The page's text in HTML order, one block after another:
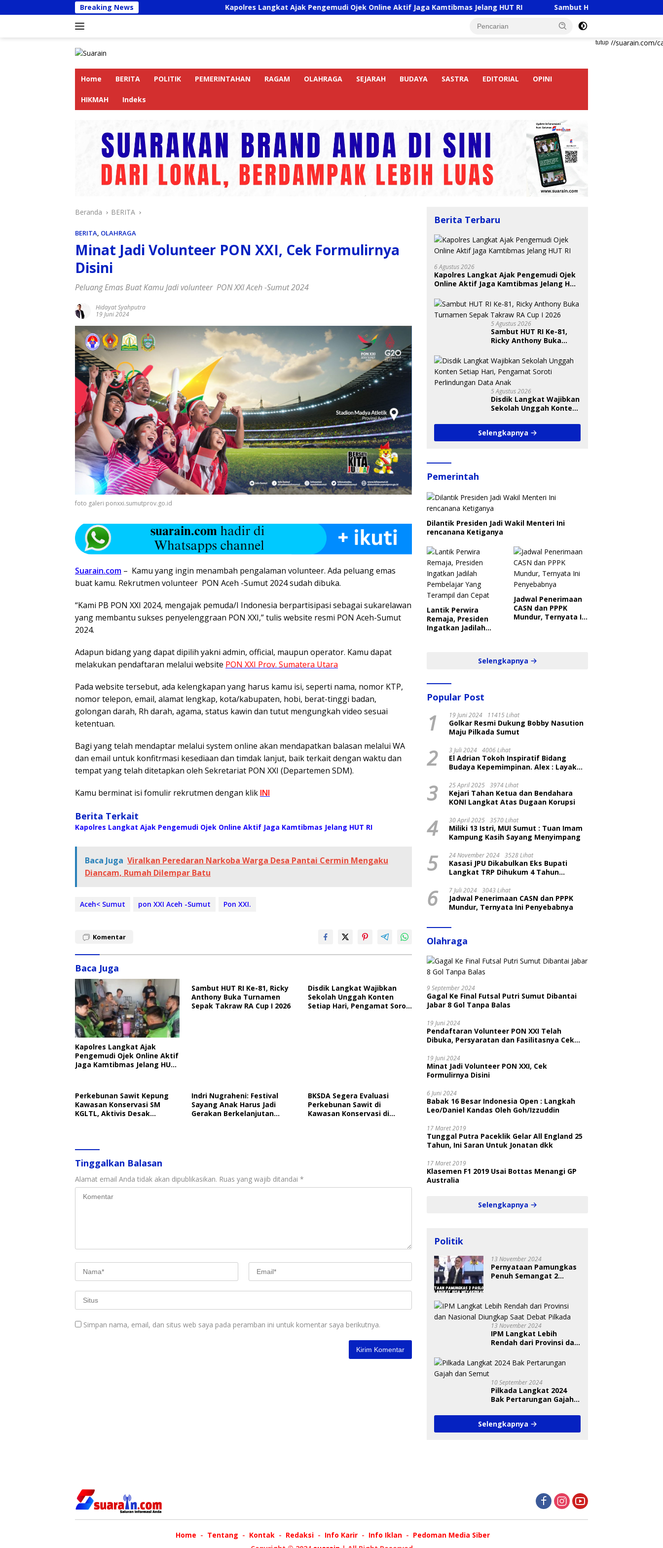
ke
Breaking News Kapolres Langkat Ajak Pengemudi Ojek Online Aktif Jaga Kamtibmas Jelang HUT RI Sambut HUT RI Ke-81, Ricky Anthony Buka
tutup
https://suarain.com/
Home BERITA POLITIK PEMERINTAHAN RAGAM OLAHRAGA SEJARAH BUDAYA SASTRA EDITORIAL OPINI
HIKMAH Indeks
Beranda BERITA
BERITA, OLAHRAGA
Minat Jadi Volunteer PON XXI, Cek Formulirnya
Disini
Peluang Emas Buat Kamu Jadi volunteer PON XXI Aceh -Sumut 2024
Hidayat Syahputra
19 Juni 2024
foto galeri ponxxi.sumutprov.go.id
Suarain.com – Kamu yang ingin menambah pengalaman volunteer. Ada peluang emas
buat kamu. Rekrutmen volunteer PON Aceh -Sumut 2024 sudah dibuka.
“Kami PB PON XXI 2024, mengajak pemuda/I Indonesia berpartisipasi sebagai sukarelawan
yang membantu sukses penyelenggraan PON XXI,” tulis website resmi PON Aceh-Sumut
2024.
Adapun bidang yang dapat dipilih yakni admin, official, maupun operator. Kamu dapat
melakukan pendaftaran melalui website PON XXI Prov. Sumatera Utara
Pada website tersebut, ada kelengkapan yang harus kamu isi, seperti nama, nomor KTP,
nomor telepon, email, alamat lengkap, kota/kabupaten, hobi, berat-tinggi badan,
golongan darah, Rh darah, agama, status kawin dan tutut mengungkah video sesuai
ketentuan.
Bagi yang telah mendaptar melalui system online akan mendapatkan balasan melalui WA
dan email untuk konfitrmasi kesediaan dan timdak lanjut, baik terkait dengan waktu dan
tempat yang telah ditetapkan oleh Sekretariat PON XXI (Departemen SDM).
Kamu berminat isi fomulir rekrutmen dengan klik INI
Berita Terkait
Kapolres Langkat Ajak Pengemudi Ojek Online Aktif Jaga Kamtibmas Jelang HUT RI
Baca Juga Viralkan Peredaran Narkoba Warga Desa Pantai Cermin Mengaku
Diancam, Rumah Dilempar Batu
Aceh< Sumut pon XXI Aceh -Sumut Pon XXI.
Komentar
Baca Juga
Kapolres Langkat Ajak
Pengemudi Ojek Online Aktif
Jaga Kamtibmas Jelang HUT
Sambut HUT RI Ke-81, Ricky
Anthony Buka Turnamen
Sepak Takraw RA Cup I 2026
Disdik Langkat Wajibkan
Sekolah Unggah Konten
Setiap Hari, Pengamat Soroti
Perkebunan Sawit Kepung
Kawasan Konservasi SM
KGLTL, Aktivis Desak
Indri Nugraheni: Festival
Sayang Anak Harus Jadi
Gerakan Berkelanjutan
BKSDA Segera Evaluasi
Perkebunan Sawit di
Kawasan Konservasi di
Tinggalkan Balasan
Alamat email Anda tidak akan dipublikasikan. Ruas yang wajib ditandai *
Simpan nama, email, dan situs web saya pada peramban ini untuk komentar saya berikutnya.
Berita Terbaru
6 Agustus 2026
Kapolres Langkat Ajak Pengemudi Ojek
Online Aktif Jaga Kamtibmas Jelang HUT
5 Agustus 2026
Sambut HUT RI Ke-81,
Ricky Anthony Buka
Takraw RA Cup I 2026
5 Agustus 2026
Disdik Langkat Wajibkan
Sekolah Unggah Konten
Soroti Perlindungan
Data Anak
Selengkapnya
Pemerintah
Dilantik Presiden Jadi Wakil Menteri Ini
rencanana Ketiganya
Lantik Perwira
Remaja, Presiden
Ingatkan Jadilah
Jadwal Penerimaan
CASN dan PPPK
Mundur, Ternyata Ini
Selengkapnya
Popular Post
1 19 Juni 2024 11415 Lihat
Golkar Resmi Dukung Bobby Nasution
Maju Pilkada Sumut
2 3 Juli 2024 4006 Lihat
El Adrian Tokoh Inspiratif Bidang
Budaya Kepemimpinan. Alex : Layak
3 25 April 2025 3974 Lihat
Kejari Tahan Ketua dan Bendahara
KONI Langkat Atas Dugaan Korupsi
4 30 April 2025 3570 Lihat
Miliki 13 Istri, MUI Sumut : Tuan Imam
Kampung Kasih Sayang Menyimpang
5 24 November 2024 3528 Lihat
Kasasi JPU Dikabulkan Eks Bupati
Langkat TRP Dihukum 4 Tahun
6 7 Juli 2024 3043 Lihat
Jadwal Penerimaan CASN dan PPPK
Mundur, Ternyata Ini Penyebabnya
Olahraga
9 September 2024
Gagal Ke Final Futsal Putri Sumut Dibantai
Jabar 8 Gol Tanpa Balas
19 Juni 2024
Pendaftaran Volunteer PON XXI Telah
Dibuka, Persyaratan dan Fasilitasnya Cek
19 Juni 2024
Minat Jadi Volunteer PON XXI, Cek
Formulirnya Disini
6 Juni 2024
Babak 16 Besar Indonesia Open : Langkah
Leo/Daniel Kandas Oleh Goh/Izzuddin
17 Maret 2019
Tunggal Putra Paceklik Gelar All England 25
Tahun, Ini Saran Untuk Jonatan dkk
17 Maret 2019
Klasemen F1 2019 Usai Bottas Menangi GP
Australia
Selengkapnya
Politik
13 November 2024
Pernyataan Pamungkas
Penuh Semangat 2
13 November 2024
IPM Langkat Lebih
Rendah dari Provinsi dan
Debat Pilkada
10 September 2024
Pilkada Langkat 2024
Bak Pertarungan Gajah
Selengkapnya
Home Tentang Kontak Redaksi Info Karir Info Iklan
Pedoman Media Siber